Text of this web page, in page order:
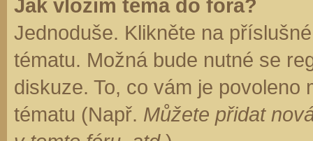
Jak vložím téma do fóra?
Jednoduše. Klikněte na
tématu. Možná bude nutné se
diskuze. To, co vám je
tématu (Např. Můžete přidat